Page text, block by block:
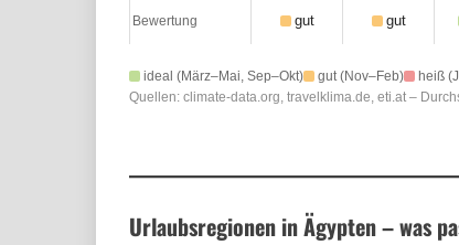
Bewertung gut gut
ideal (März–Mai, Sep–Okt) gut (Nov–Feb)
heiß
Quellen: climate-data.org, travelklima.de, eti.at –
Urlaubsregionen in Ägypten – was